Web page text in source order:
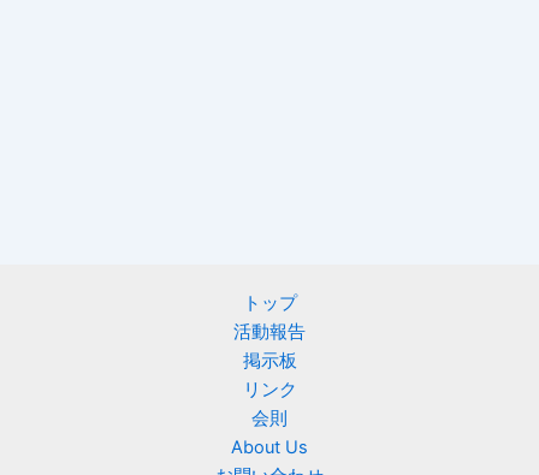
トップ
活動報告
掲示板
リンク
会則
About Us